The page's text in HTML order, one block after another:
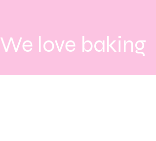
We love baking